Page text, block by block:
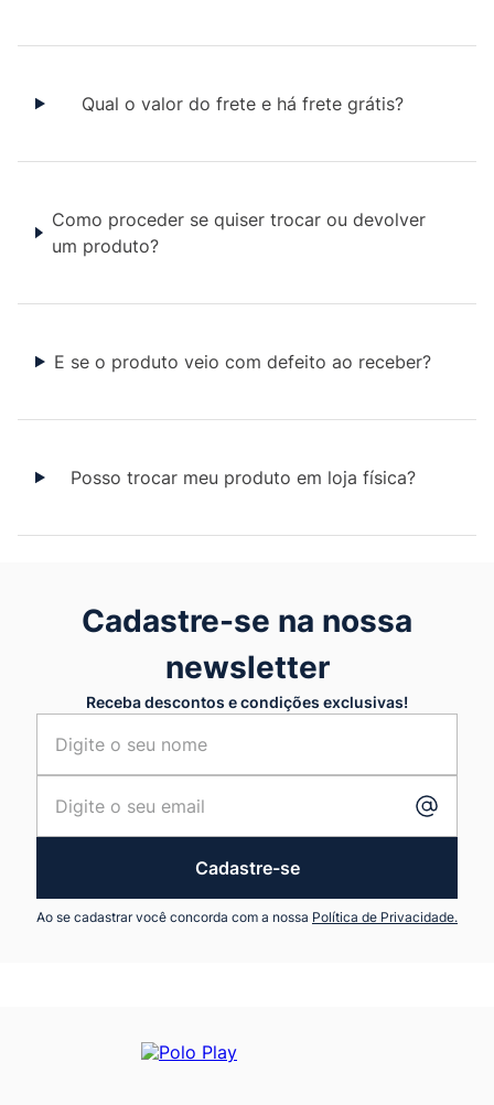
Qual o valor do frete e há frete grátis?
Como proceder se quiser trocar ou devolver
um produto?
E se o produto veio com defeito ao receber?
Posso trocar meu produto em loja física?
Cadastre-se na nossa
newsletter
Receba descontos e condições exclusivas!
Cadastre-se
Ao se cadastrar você concorda com a nossa Política de Privacidade.